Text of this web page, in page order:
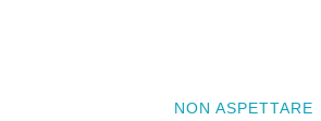
NON ASPETTARE